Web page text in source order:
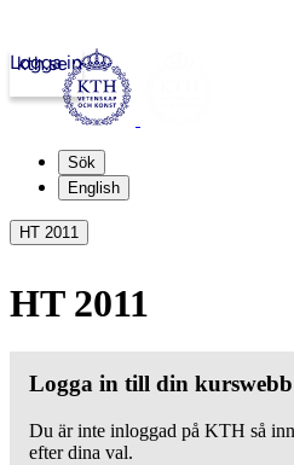
kth.se
Logga in
Sök
English
HT 2011
HT 2011
Logga in till din kurswebb
Du är inte inloggad på KTH så
efter dina val.